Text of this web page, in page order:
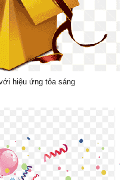
hiệu ứng tỏa sáng